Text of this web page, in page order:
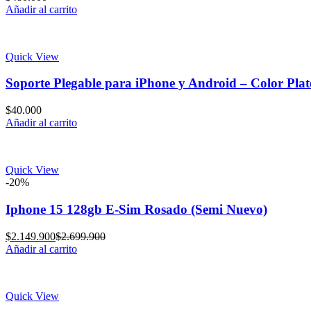
Añadir al carrito
Quick View
Soporte Plegable para iPhone y Android – Color
$40.000
Añadir al carrito
Quick View
-20%
Iphone 15 128gb E-Sim Rosado (Semi Nuevo)
$2.149.900Current
price
$2.699.900Original
Añadir al carrito
Quick View